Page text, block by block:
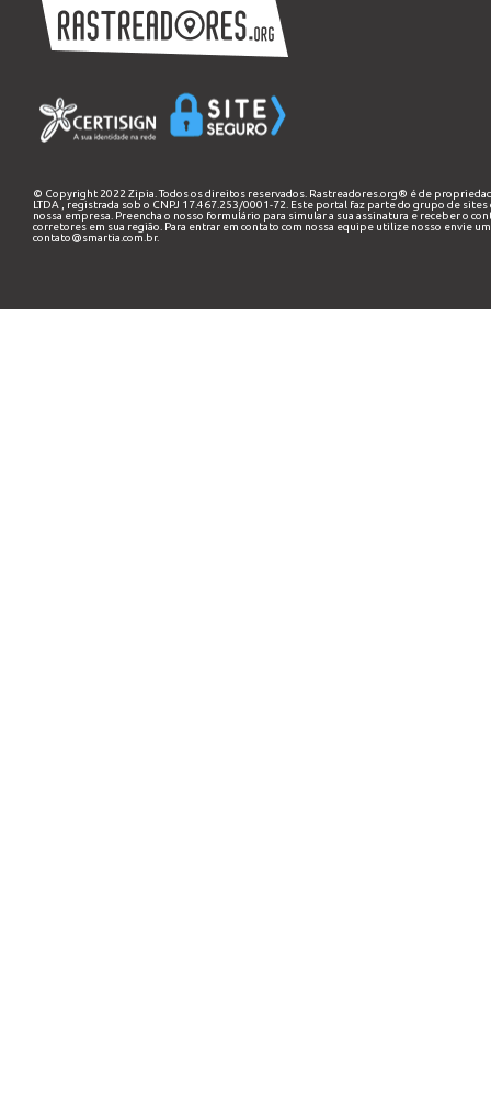
© Copyright 2022 Zipia. Todos os direitos reservados. Rastreadores.org® é de
LTDA , registrada sob o CNPJ 17.467.253/0001-72. Este portal faz parte do grupo de sites
nossa empresa. Preencha o nosso formulário para simular a sua assinatura e receber o
corretores em sua região. Para entrar em contato com nossa equipe utilize nosso envie
contato@smartia.com.br.